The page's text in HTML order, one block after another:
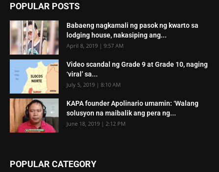
POPULAR POSTS
Babaeng nagkamali ng pasok ng kwarto sa
lodging house, nakasiping ang...
April 8, 2019 | 9:57 AM
Video scandal ng Grade 9 at Grade 10, naging
‘viral’ sa...
July 5, 2019 | 8:10 AM
KAPA founder Apolinario umamin: ‘Walang
solusyon na maibalik ang pera ng...
June 18, 2019 | 2:12 PM
POPULAR CATEGORY